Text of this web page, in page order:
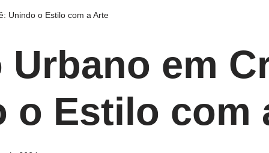
Unindo o Estilo com a Arte
Urbano em
o Estilo com